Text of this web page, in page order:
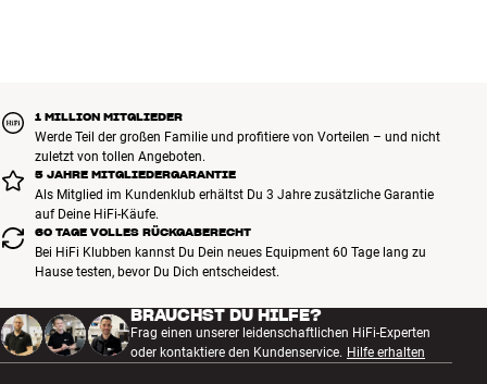
1 MILLION MITGLIEDER
Werde Teil der großen Familie und profitiere von Vorteilen – und nicht
zuletzt von tollen Angeboten.
5 JAHRE MITGLIEDERGARANTIE
Als Mitglied im Kundenklub erhältst Du 3 Jahre zusätzliche Garantie
auf Deine HiFi-Käufe.
60 TAGE VOLLES RÜCKGABERECHT
Bei HiFi Klubben kannst Du Dein neues Equipment 60 Tage lang zu
Hause testen, bevor Du Dich entscheidest.
BRAUCHST DU HILFE?
Frag einen unserer leidenschaftlichen HiFi-Experten
oder kontaktiere den Kundenservice. Hilfe erhalten